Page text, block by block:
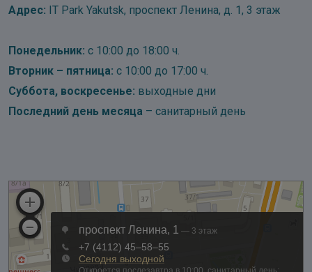
Адрес: IT Park Yakutsk, проспект Ленина, д. 1, 3 этаж
Понедельник: с 10:00 до 18:00 ч.
Вторник – пятница: с 10:00 до 17:00 ч.
Суббота, воскресенье: выходные дни
Последний день месяца – санитарный день